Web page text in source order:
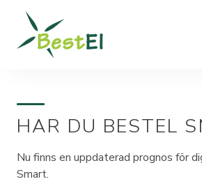
NYHETER
OM OSS
VÅRA ELPRISER
HAR DU BESTEL
Nu finns en uppdaterad prognos för
Smart.